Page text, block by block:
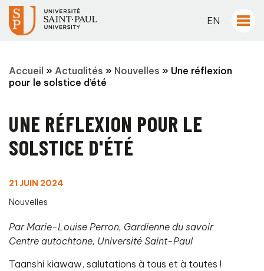
EN
Accueil » Actualités » Nouvelles » Une réflexion
pour le solstice d’été
UNE RÉFLEXION POUR LE
SOLSTICE D'ÉTÉ
21 JUIN 2024
Nouvelles
Par Marie-Louise Perron, Gardienne du savoir
Centre autochtone, Université Saint-Paul
Taanshi kiawaw, salutations à tous et à toutes !